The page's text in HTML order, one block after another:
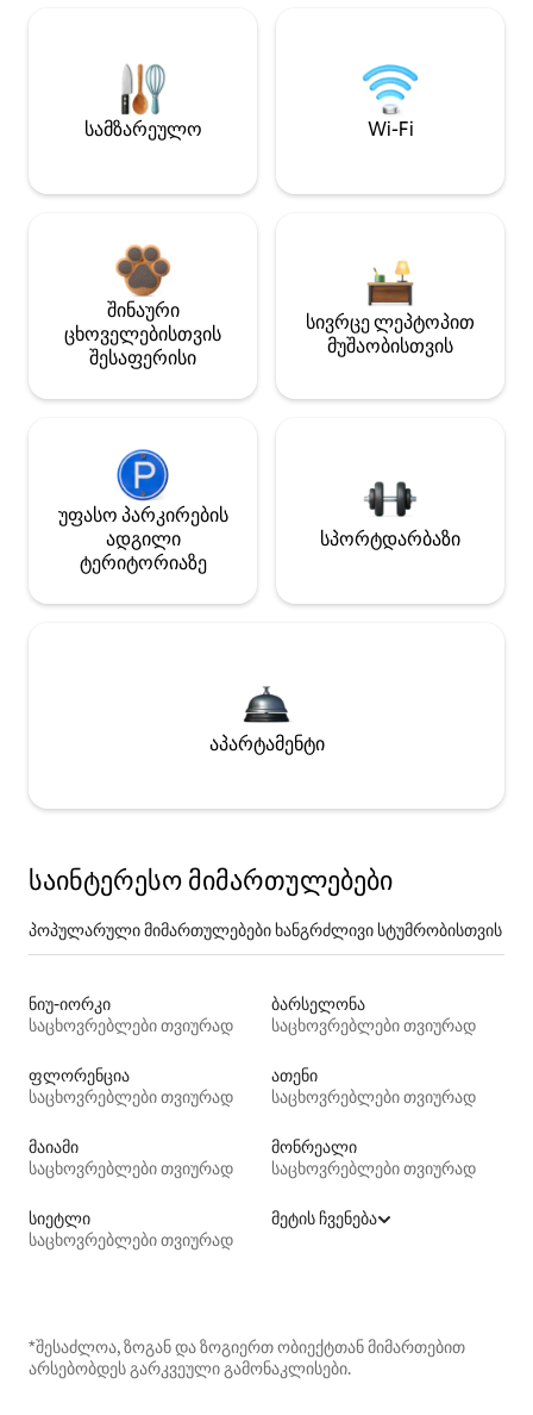
სამზარეულო Wi-Fi
შინაური
ცხოველებისთვის
შესაფერისი
სივრცე ლეპტოპით
მუშაობისთვის
უფასო პარკირების
ადგილი
ტერიტორიაზე
სპორტდარბაზი
აპარტამენტი
საინტერესო მიმართულებები
პოპულარული მიმართულებები ხანგრძლივი სტუმრობისთვის
ნიუ-იორკი
საცხოვრებლები თვიურად
ბარსელონა
საცხოვრებლები თვიურად
ფლორენცია
საცხოვრებლები თვიურად
ათენი
საცხოვრებლები თვიურად
მაიამი
საცხოვრებლები თვიურად
მონრეალი
საცხოვრებლები თვიურად
სიეტლი
საცხოვრებლები თვიურად
მეტის ჩვენება
*შესაძლოა, ზოგან და ზოგიერთ ობიექტთან მიმართებით
არსებობდეს გარკვეული გამონაკლისები.